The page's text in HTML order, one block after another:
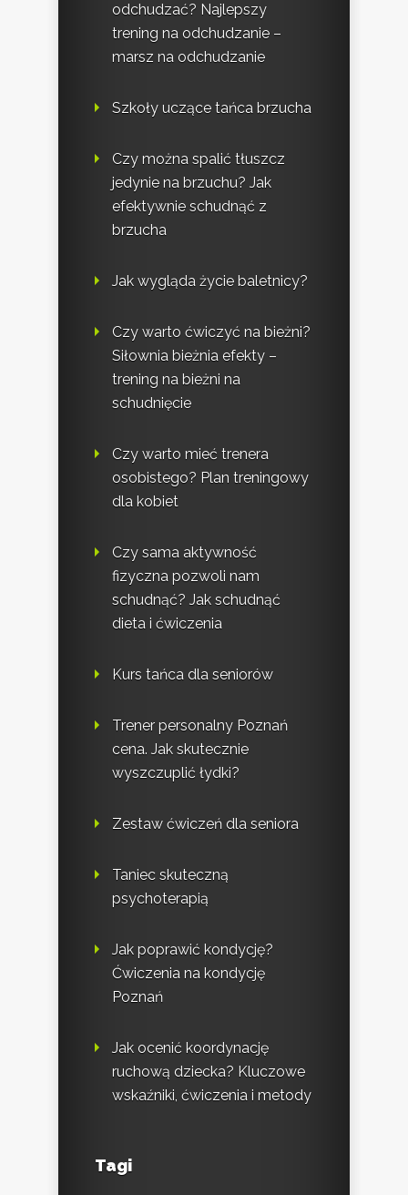
odchudzać? Najlepszy
trening na odchudzanie –
marsz na odchudzanie
Szkoły uczące tańca brzucha
Czy można spalić tłuszcz
jedynie na brzuchu? Jak
efektywnie schudnąć z
brzucha
Jak wygląda życie baletnicy?
Czy warto ćwiczyć na bieżni?
Siłownia bieżnia efekty –
trening na bieżni na
schudnięcie
Czy warto mieć trenera
osobistego? Plan treningowy
dla kobiet
Czy sama aktywność
fizyczna pozwoli nam
schudnąć? Jak schudnąć
dieta i ćwiczenia
Kurs tańca dla seniorów
Trener personalny Poznań
cena. Jak skutecznie
wyszczuplić łydki?
Zestaw ćwiczeń dla seniora
Taniec skuteczną
psychoterapią
Jak poprawić kondycję?
Ćwiczenia na kondycję
Poznań
Jak ocenić koordynację
ruchową dziecka? Kluczowe
wskaźniki, ćwiczenia i metody
Tagi